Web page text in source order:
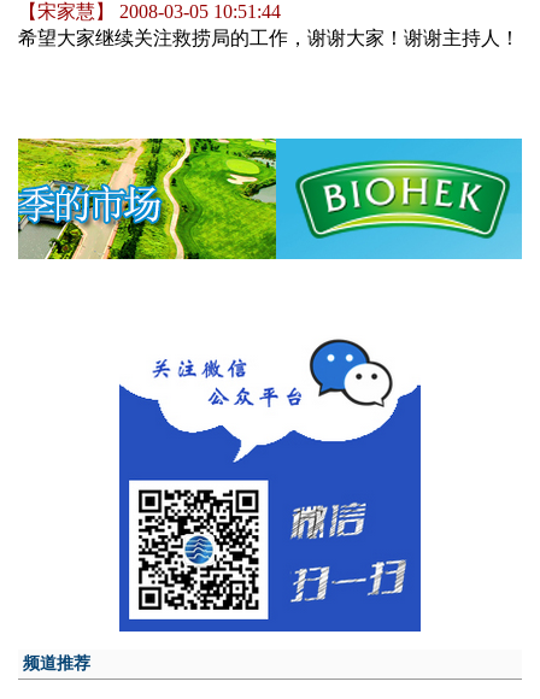
【宋家慧】 2008-03-05 10:51:44
希望大家继续关注救捞局的工作，谢谢大家！谢谢主持人！
频道推荐